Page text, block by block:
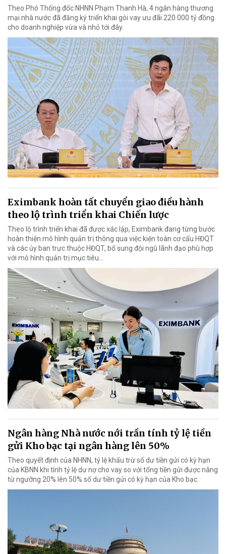
Theo Phó Thống đốc NHNN Phạm Thanh Hà, 4 ngân hàng thương
mại nhà nước đã đăng ký triển khai gói vay ưu đãi 220.000 tỷ đồng
cho doanh nghiệp vừa và nhỏ tới đây.
Eximbank hoàn tất chuyển giao điều hành
theo lộ trình triển khai Chiến lược
Theo lộ trình triển khai đã được xác lập, Eximbank đang từng bước
hoàn thiện mô hình quản trị thông qua việc kiện toàn cơ cấu HĐQT
và các ủy ban trực thuộc HĐQT, bổ sung đội ngũ lãnh đạo phù hợp
với mô hình quản trị mục tiêu...
Ngân hàng Nhà nước nới trần tính tỷ lệ tiền
gửi Kho bạc tại ngân hàng lên 50%
Theo quyết định của NHNN, tỷ lệ khấu trừ số dư tiền gửi có kỳ hạn
của KBNN khi tính tỷ lệ dư nợ cho vay so với tổng tiền gửi được nâng
từ ngưỡng 20% lên 50% số dư tiền gửi có kỳ hạn của Kho bạc.